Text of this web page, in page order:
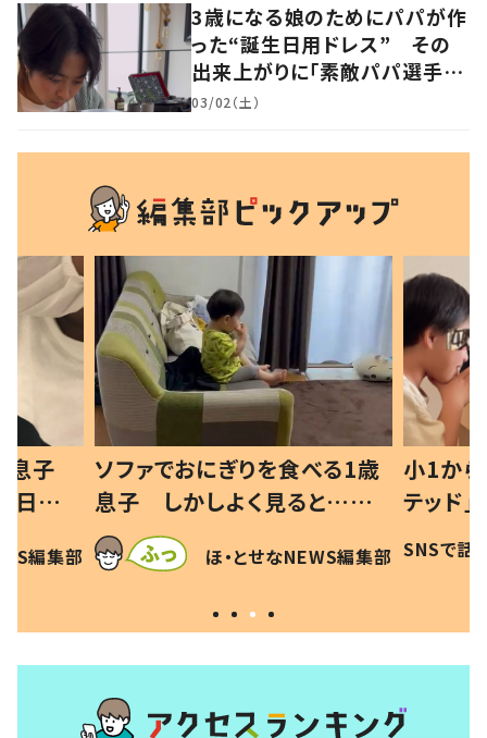
3歳になる娘のためにパパが作
った“誕生日用ドレス” その
出来上がりに「素敵パパ選手権
優勝」「パパさんカッコいい」の
03/02（土）
1歳
…母
現行
編集部
小1から不登校、息子は「ギフ
テッド」だった 父が“ウチ給
食”を作り続ける理由とは #令
和の親 #令和の子
SNSで話題 ほ・とせなNEWS編集部
ひ孫に
が、抱
に「涙
方ない」